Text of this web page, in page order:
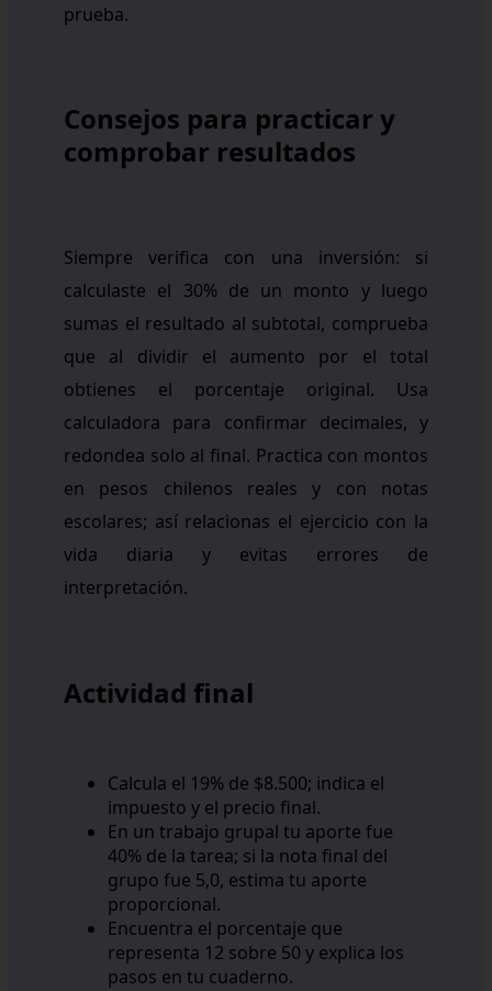
prueba.
Consejos para practicar y
comprobar resultados
Siempre verifica con una inversión: si
calculaste el 30% de un monto y luego
sumas el resultado al subtotal, comprueba
que al dividir el aumento por el total
obtienes el porcentaje original. Usa
calculadora para confirmar decimales, y
redondea solo al final. Practica con montos
en pesos chilenos reales y con notas
escolares; así relacionas el ejercicio con la
vida diaria y evitas errores de
interpretación.
Actividad final
Calcula el 19% de $8.500; indica el
impuesto y el precio final.
En un trabajo grupal tu aporte fue
40% de la tarea; si la nota final del
grupo fue 5,0, estima tu aporte
proporcional.
Encuentra el porcentaje que
representa 12 sobre 50 y explica los
pasos en tu cuaderno.